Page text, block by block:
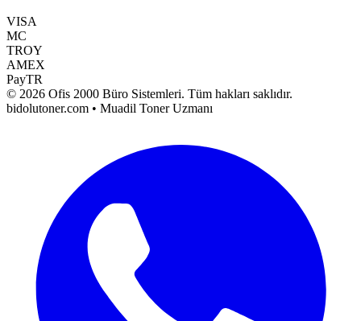
VISA
MC
TROY
AMEX
PayTR
© 2026 Ofis 2000 Büro Sistemleri. Tüm hakları saklıdır.
bidolutoner.com • Muadil Toner Uzmanı